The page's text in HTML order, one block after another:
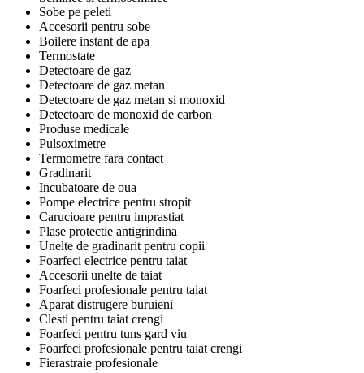
Sobe pe peleti
Accesorii pentru sobe
Boilere instant de apa
Termostate
Detectoare de gaz
Detectoare de gaz metan
Detectoare de gaz metan si monoxid
Detectoare de monoxid de carbon
Produse medicale
Pulsoximetre
Termometre fara contact
Gradinarit
Incubatoare de oua
Pompe electrice pentru stropit
Carucioare pentru imprastiat
Plase protectie antigrindina
Unelte de gradinarit pentru copii
Foarfeci electrice pentru taiat
Accesorii unelte de taiat
Foarfeci profesionale pentru taiat
Aparat distrugere buruieni
Clesti pentru taiat crengi
Foarfeci pentru tuns gard viu
Foarfeci profesionale pentru taiat crengi
Fierastraie profesionale